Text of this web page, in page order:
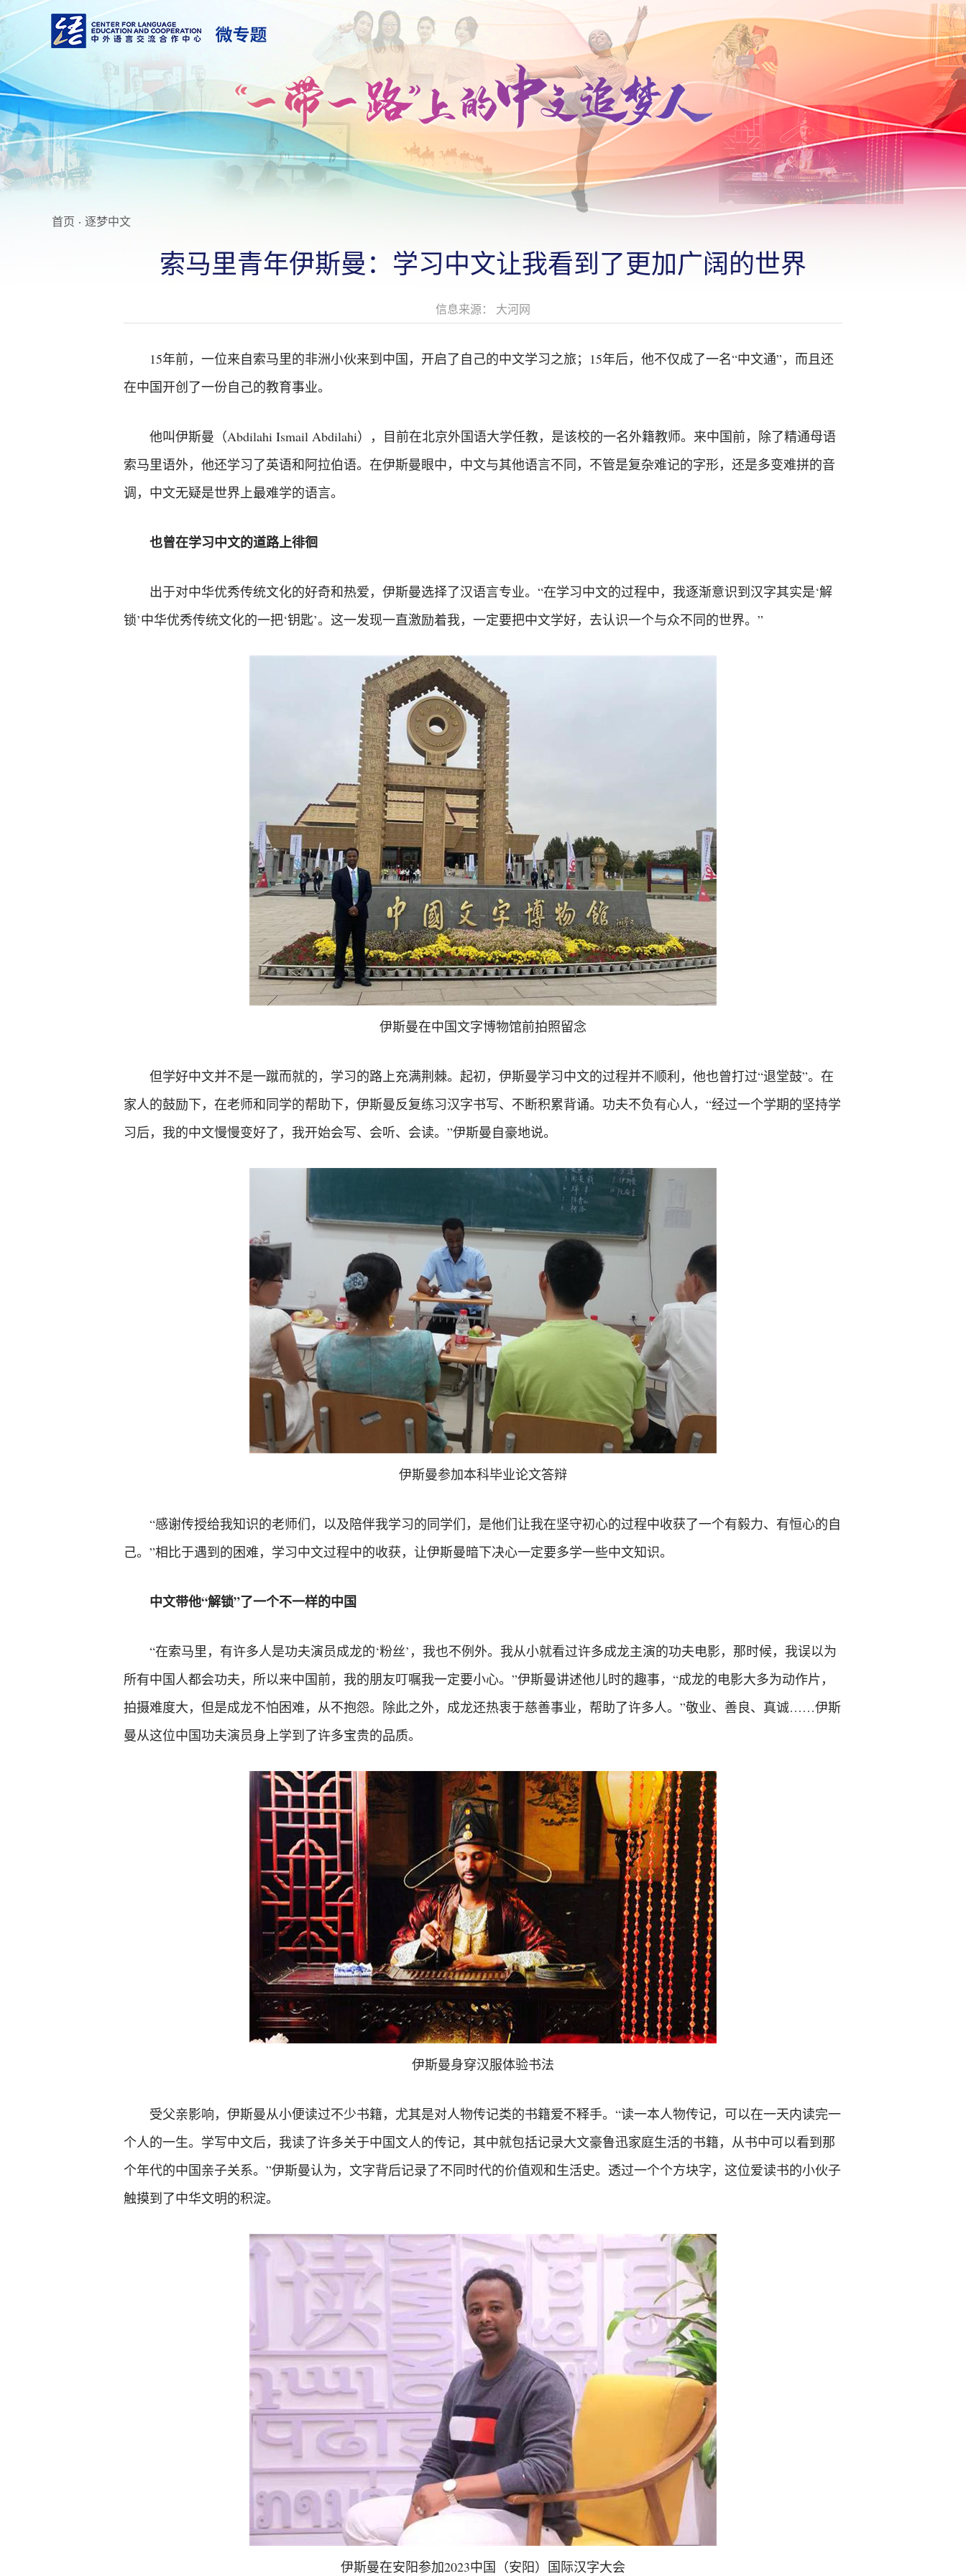
首页 · 逐梦中文
索马里青年伊斯曼：学习中文让我看到了更加广阔的世界
信息来源： 大河网
15年前，一位来自索马里的非洲小伙来到中国，开启了自己的中文学习之旅；15年后，他不仅成了一名“中文通”，而且还
在中国开创了一份自己的教育事业。
他叫伊斯曼（Abdilahi Ismail Abdilahi），目前在北京外国语大学任教，是该校的一名外籍教师。来中国前，除了精通母语
索马里语外，他还学习了英语和阿拉伯语。在伊斯曼眼中，中文与其他语言不同，不管是复杂难记的字形，还是多变难拼的音
调，中文无疑是世界上最难学的语言。
也曾在学习中文的道路上徘徊
出于对中华优秀传统文化的好奇和热爱，伊斯曼选择了汉语言专业。“在学习中文的过程中，我逐渐意识到汉字其实是‘解
锁’中华优秀传统文化的一把‘钥匙’。这一发现一直激励着我，一定要把中文学好，去认识一个与众不同的世界。”
伊斯曼在中国文字博物馆前拍照留念
但学好中文并不是一蹴而就的，学习的路上充满荆棘。起初，伊斯曼学习中文的过程并不顺利，他也曾打过“退堂鼓”。在
家人的鼓励下，在老师和同学的帮助下，伊斯曼反复练习汉字书写、不断积累背诵。功夫不负有心人，“经过一个学期的坚持学
习后，我的中文慢慢变好了，我开始会写、会听、会读。”伊斯曼自豪地说。
伊斯曼参加本科毕业论文答辩
“感谢传授给我知识的老师们，以及陪伴我学习的同学们，是他们让我在坚守初心的过程中收获了一个有毅力、有恒心的自
己。”相比于遇到的困难，学习中文过程中的收获，让伊斯曼暗下决心一定要多学一些中文知识。
中文带他“解锁”了一个不一样的中国
“在索马里，有许多人是功夫演员成龙的‘粉丝’，我也不例外。我从小就看过许多成龙主演的功夫电影，那时候，我误以为
所有中国人都会功夫，所以来中国前，我的朋友叮嘱我一定要小心。”伊斯曼讲述他儿时的趣事，“成龙的电影大多为动作片，
拍摄难度大，但是成龙不怕困难，从不抱怨。除此之外，成龙还热衷于慈善事业，帮助了许多人。”敬业、善良、真诚……伊斯
曼从这位中国功夫演员身上学到了许多宝贵的品质。
伊斯曼身穿汉服体验书法
受父亲影响，伊斯曼从小便读过不少书籍，尤其是对人物传记类的书籍爱不释手。“读一本人物传记，可以在一天内读完一
个人的一生。学写中文后，我读了许多关于中国文人的传记，其中就包括记录大文豪鲁迅家庭生活的书籍，从书中可以看到那
个年代的中国亲子关系。”伊斯曼认为，文字背后记录了不同时代的价值观和生活史。透过一个个方块字，这位爱读书的小伙子
触摸到了中华文明的积淀。
伊斯曼在安阳参加2023中国（安阳）国际汉字大会